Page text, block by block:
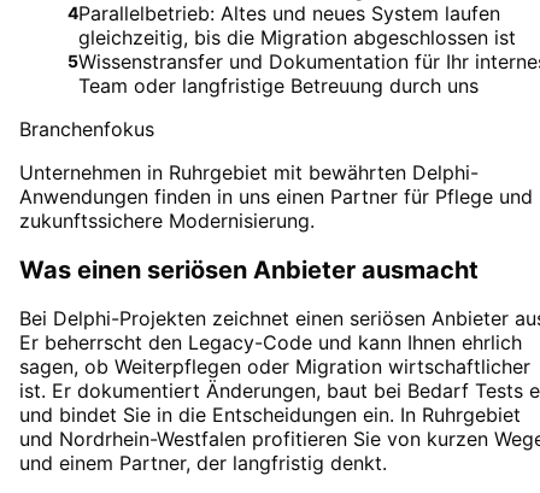
4Parallelbetrieb: Altes und neues System laufen
gleichzeitig, bis die Migration abgeschlossen ist
5Wissenstransfer und Dokumentation für Ihr
Team oder langfristige Betreuung durch uns
Branchenfokus
Unternehmen in Ruhrgebiet mit bewährten Delphi-
Anwendungen finden in uns einen Partner für Pflege und
zukunftssichere Modernisierung.
Was einen seriösen Anbieter ausmacht
Bei Delphi-Projekten zeichnet einen seriösen Anbieter
Er beherrscht den Legacy-Code und kann Ihnen ehrlich
sagen, ob Weiterpflegen oder Migration wirtschaftlicher
ist. Er dokumentiert Änderungen, baut bei Bedarf Tests
und bindet Sie in die Entscheidungen ein. In Ruhrgebiet
und Nordrhein-Westfalen profitieren Sie von kurzen
und einem Partner, der langfristig denkt.